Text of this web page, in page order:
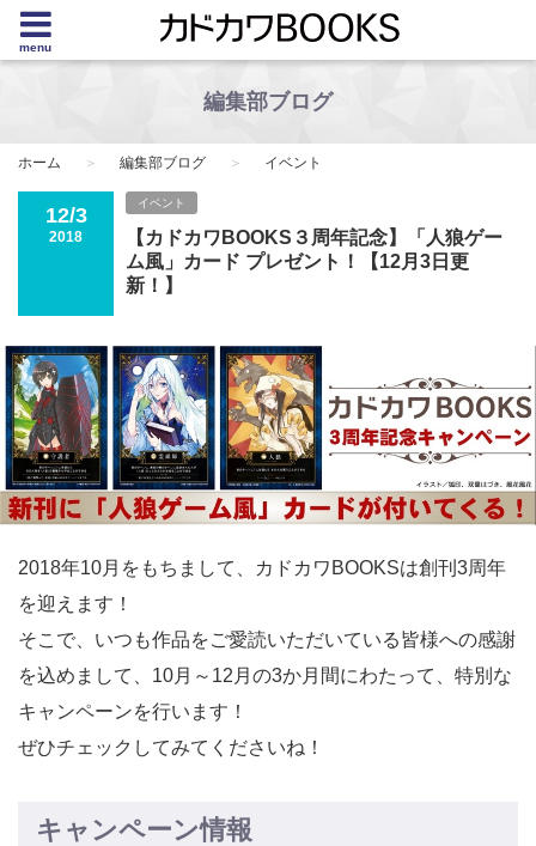
menu
編集部ブログ
ホーム 編集部ブログ イベント
12/3
2018
イベント
【カドカワBOOKS３周年記念】「人狼ゲー
ム風」カード プレゼント！【12月3日更
新！】
2018年10月をもちまして、カドカワBOOKSは創刊3周年
を迎えます！
そこで、いつも作品をご愛読いただいている皆様への感謝
を込めまして、10月～12月の3か月間にわたって、特別な
キャンペーンを行います！
ぜひチェックしてみてくださいね！
キャンペーン情報